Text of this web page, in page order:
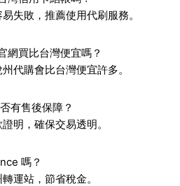
失敗，推薦使用代刷服務。
網買比台灣便宜嗎？
代購會比台灣便宜許多。
有售後保障？
明，確保交易透明。
嗎？
運站，節省稅金。